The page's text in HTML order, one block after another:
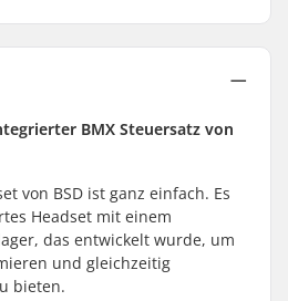
BMX Steuersatz von
von BSD ist ganz einfach. Es
Headset mit einem
das entwickelt wurde, um
und gleichzeitig
bieten.